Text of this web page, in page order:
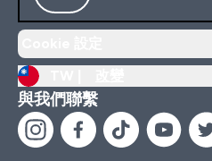
與我們聯繫